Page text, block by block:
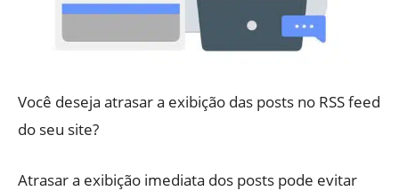
Você deseja atrasar a exibição das posts no RSS feed
do seu site?
Atrasar a exibição imediata dos posts pode evitar